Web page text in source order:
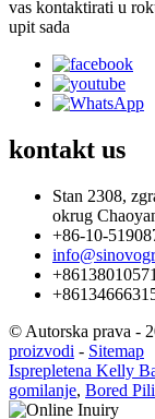
vas kontaktirati u
upit sada
kontakt us
Stan 2308,
okrug
+86-10-
© Autorska prava -
proizvodi - Sitemap
Isprepletena Kelly
gomilanje, Bored